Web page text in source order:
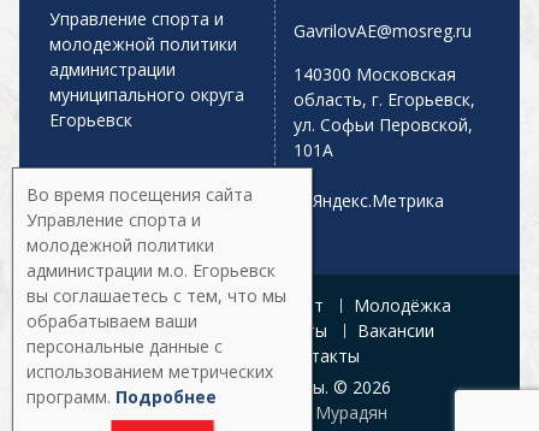
Управление спорта и
молодежной политики
администрации
муниципального округа
Егорьевск
GavrilovAE@mosreg.ru
140300 Московская
область, г. Егорьевск,
ул. Софьи Перовской,
101А
Главная Афиша Спорт
Молодёжка
Управление
Документы
Вакансии
Галерея
Контакты
Все права защищены. © 2026
Разработка:
Армен Мурадян
Во время посещения сайта
Управление спорта и
молодежной политики
администрации м.о. Егорьевск
вы соглашаетесь с тем, что мы
обрабатываем ваши
персональные данные с
использованием метрических
программ. Подробнее